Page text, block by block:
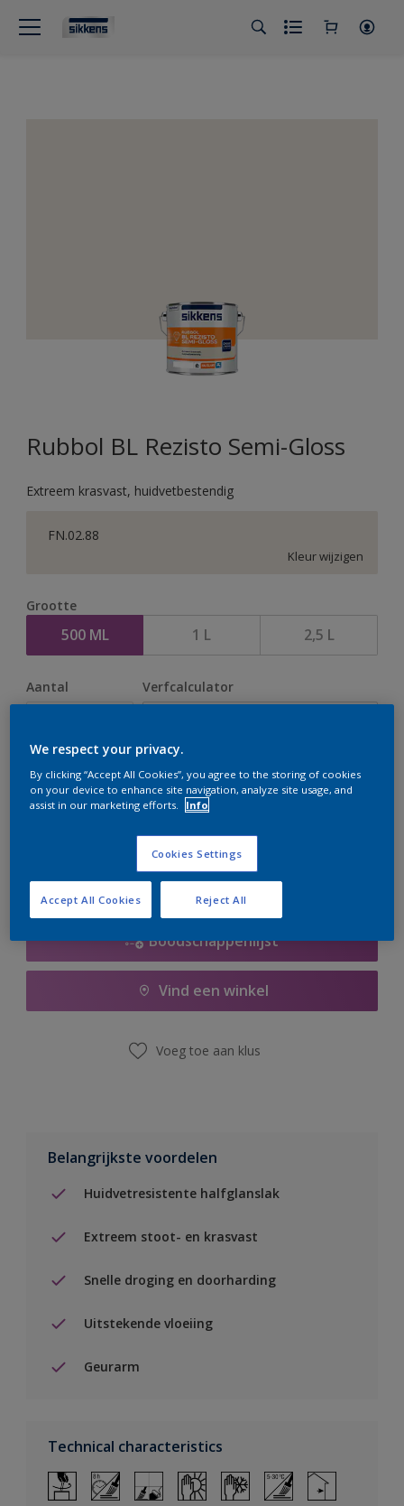
Rubbol BL Rezisto Semi-Gloss
Extreem krasvast, huidvetbestendig
FN.02.88
Kleur wijzigen
Grootte
500 ML 1 L 2,5 L
Aantal Verfcalculator
Op dit moment is het niet mogelijk dit product online
te bestellen. Houd de website in de gaten, we werken
Boodschappenlijst
Vind een winkel
Voeg toe aan klus
Belangrijkste voordelen
Huidvetresistente halfglanslak
Extreem stoot- en krasvast
Snelle droging en doorharding
Uitstekende vloeiing
Geurarm
Technical characteristics
We respect your privacy.
By clicking “Accept All Cookies”, you agree to the storing of cookies
on your device to enhance site navigation, analyze site usage, and
assist in our marketing efforts.
Info
Cookies Settings
Reject All
Accept All Cookies